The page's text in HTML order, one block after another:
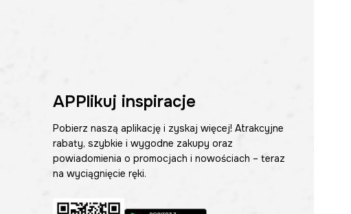
APPlikuj inspiracje
Pobierz naszą aplikację i zyskaj więcej! Atrakcyjne
rabaty, szybkie i wygodne zakupy oraz
powiadomienia o promocjach i nowościach – teraz
na wyciągnięcie ręki.